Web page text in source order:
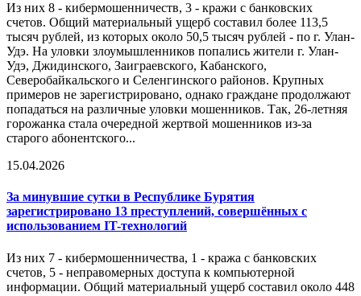
Из них 8 - кибермошенничеств, 3 - кражи с банковских
счетов. Общий материальный ущерб составил более 113,5
тысяч рублей, из которых около 50,5 тысяч рублей - по г. Улан-
Удэ. На уловки злоумышленников попались жители г. Улан-
Удэ, Джидинского, Заиграевского, Кабанского,
Северобайкальского и Селенгинского районов. Крупных
примеров не зарегистрировано, однако граждане продолжают
попадаться на различные уловки мошенников. Так, 26-летняя
горожанка стала очередной жертвой мошенников из-за
старого абонентского...
15.04.2026
За минувшие сутки в Республике Бурятия
зарегистрировано 13 преступлений, совершённых с
использованием IT-технологий
Из них 7 - кибермошенничества, 1 - кража с банковских
счетов, 5 - неправомерных доступа к компьютерной
информации. Общий материальный ущерб составил около 448